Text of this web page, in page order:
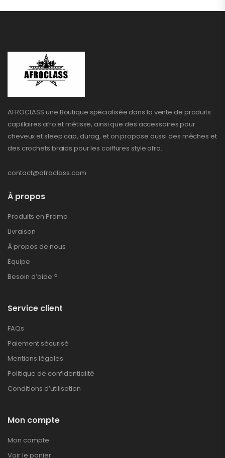
AFROCLASS une Boutique spécialisée dans la vente de produits
capillaires afro et métisse, ainsi que des accessoires pour
cheveux et sleep cap, durag, et on propose aussi des mèches et
des crochets braids pour les coiffures style afro.
contact@afroclass.com
À propos
Produits en Promo
Livraison
À propos de nous
Equipe
Besoin d’aide ?
Service client
FAQs
Paiement sécurisé
Mentions légales
Politique de confidentialité
Conditions d’utilisation
Mon compte
Mon compte
Voir le panier